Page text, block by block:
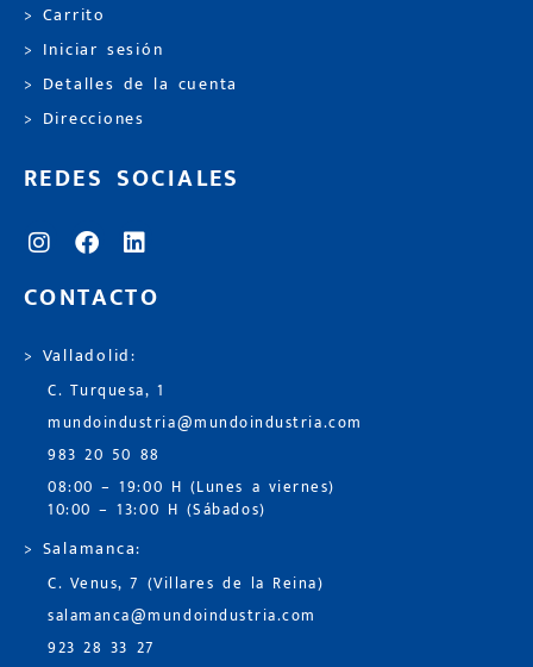
> Carrito
> Iniciar sesión
> Detalles de la cuenta
> Direcciones
REDES SOCIALES
CONTACTO
> Valladolid:
C. Turquesa, 1
mundoindustria@mundoindustria.com
983 20 50 88
08:00 – 19:00 H (Lunes a viernes)
10:00 – 13:00 H (Sábados)
> Salamanca:
C. Venus, 7 (Villares de la Reina)
salamanca@mundoindustria.com
923 28 33 27